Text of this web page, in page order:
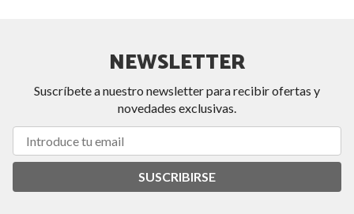
NEWSLETTER
Suscríbete a nuestro newsletter para recibir ofertas y
novedades exclusivas.
SUSCRIBIRSE